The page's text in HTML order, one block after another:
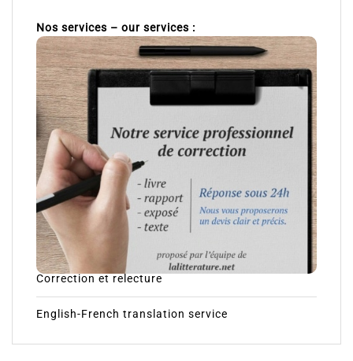
Nos services – our services :
Correction et relecture
English-French translation service